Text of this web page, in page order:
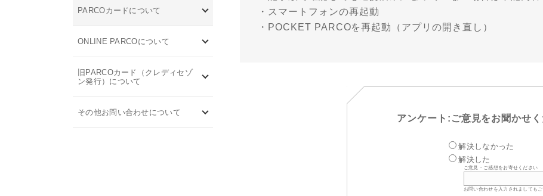
PARCOカードについて
ONLINE PARCOについて
旧PARCOカード（クレディセゾ
ン発行）について
その他お問い合わせについて
・スマートフォンの再起動
・POCKET PARCOを再起動（アプリの開き直し）
アンケート:ご意見をお聞かせ
解決しなかった
解決した
ご意見・ご感想をお寄せください
お問い合わせを入力されましても